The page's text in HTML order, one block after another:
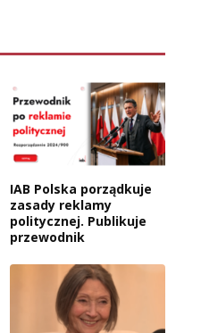
IAB Polska porządkuje
zasady reklamy
politycznej. Publikuje
przewodnik